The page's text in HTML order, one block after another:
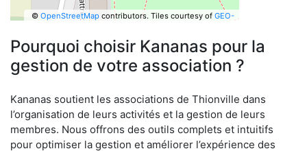
© OpenStreetMapcontributors. Tiles courtesy of GEO-
Pourquoi choisir Kananas pour la
gestion de votre association ?
Kananas soutient les associations de Thionville dans
l’organisation de leurs activités et la gestion de leurs
membres. Nous offrons des outils complets et intuitifs
pour optimiser la gestion et améliorer l’expérience des